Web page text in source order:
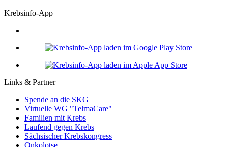
Krebsinfo-App
Links & Partner
Spende an die SKG
Virtuelle WG "TelmaCare"
Familien mit Krebs
Laufend gegen Krebs
Sächsischer Krebskongress
Onkolotse